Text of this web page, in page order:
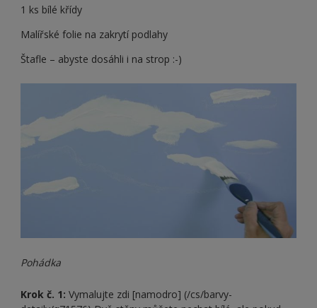
1 ks bílé křídy
Malířské folie na zakrytí podlahy
Štafle – abyste dosáhli i na strop :-)
Pohádka
Krok č. 1: Vymalujte zdi [namodro] (/cs/barvy-